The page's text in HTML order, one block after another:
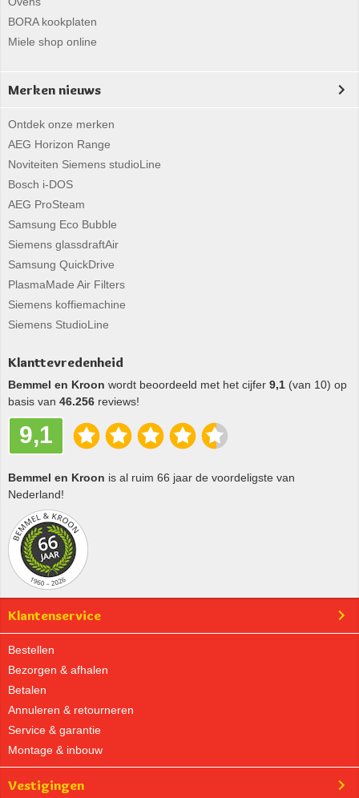
BORA kookplaten
Miele shop online
Merken nieuws
Ontdek onze merken
AEG Horizon Range
Noviteiten Siemens studioLine
Bosch i-DOS
AEG ProSteam
Samsung Eco Bubble
Siemens glassdraftAir
Samsung QuickDrive
PlasmaMade Air Filters
Siemens koffiemachine
Siemens StudioLine
Klanttevredenheid
Bemmel en Kroon wordt beoordeeld met het cijfer 9,1 (van 10) op
basis van 46.256 reviews!
9,1
Bemmel en Kroon is al ruim 66 jaar de voordeligste van
Nederland!
Klantenservice
Bestellen
Bezorgen & afhalen
Betalen
Annuleren & retourneren
Service & garantie
Montage & inbouw
Vestigingen